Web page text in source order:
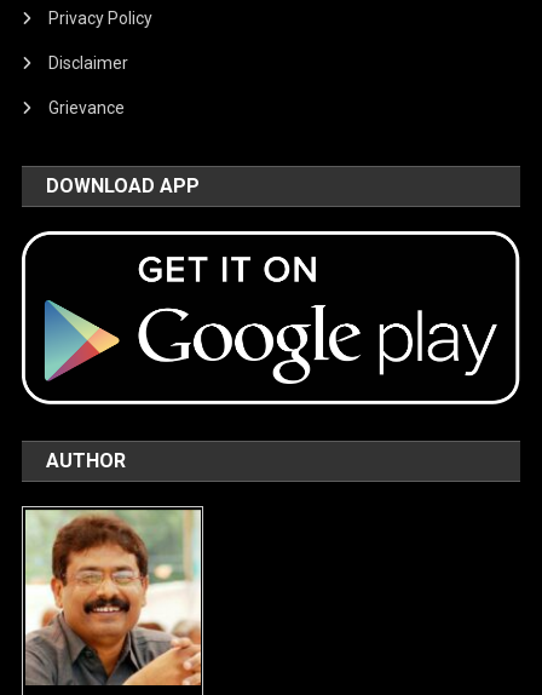
Privacy Policy
Disclaimer
Grievance
DOWNLOAD APP
AUTHOR